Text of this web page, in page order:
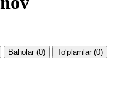
Baholar (0) To‘plamlar (0)